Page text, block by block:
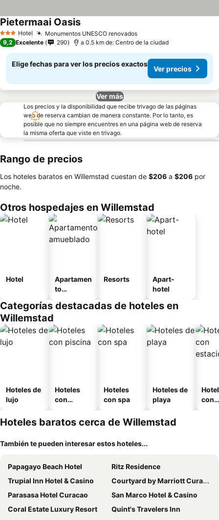
3 Estrellas
Hotel Monumentos UNESCO renovadosVer precios
Pietermaai OasisVer precios
9,2 Excelente 290 a 0.5 km de: Centro de la ciudad
Elige fechas para ver los precios exactos
Ver precios
Ver más
Los precios y la disponibilidad que recibe trivago de las páginas
web de reserva cambian de manera constante. Por lo tanto, es
posible que no siempre encuentres en una página web de reserva
la misma oferta que viste en trivago.
Rango de precios
Los hoteles baratos en Willemstad cuestan de ‎$206 a ‎$206 por
noche.
Otros hospedajes en Willemstad
Hotel
Apartamen
to
o
Resorts
Apart-
hotel
Categorías destacadas de hoteles en
Willemstad
Hoteles de
lujo
Hoteles
con
Hoteles
con spa
Hoteles de
playa
con
Hoteles baratos cerca de Willemstad
También te pueden interesar estos hoteles...
Papagayo Beach Hotel
Ritz Residence
Trupial Inn Hotel & Casino
Courtyard by Marriott Curacao
Parasasa Hotel Curacao
San Marco Hotel & Casino
Coral Estate Luxury Resort
Quint's Travelers Inn